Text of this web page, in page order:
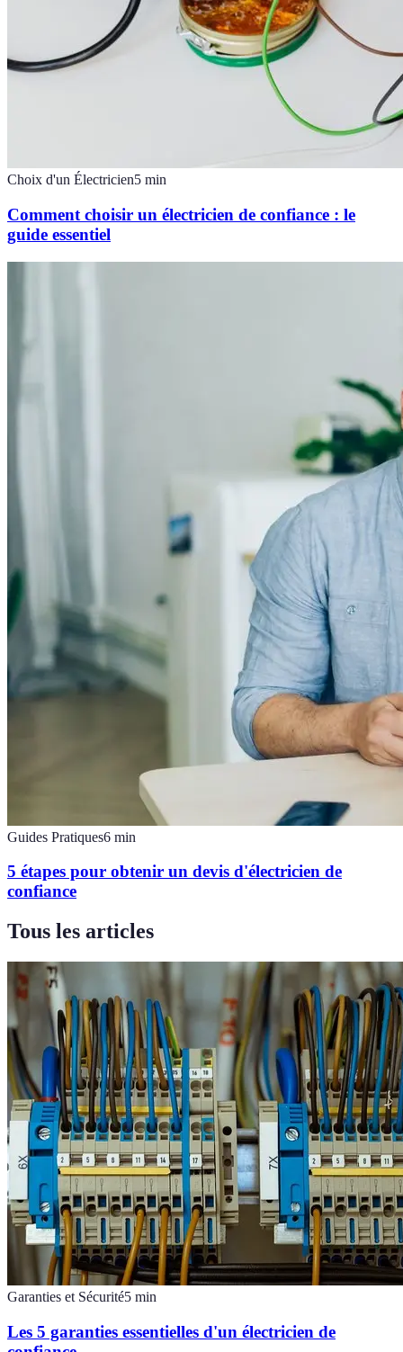
Choix d'un Électricien5 min
Comment choisir un électricien de confiance : le
guide essentiel
Guides Pratiques6 min
5 étapes pour obtenir un devis d'électricien de
confiance
Tous les articles
Garanties et Sécurité5 min
Les 5 garanties essentielles d'un électricien de